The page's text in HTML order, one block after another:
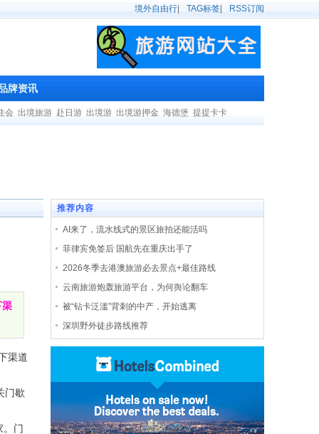
境外自由行 TAG标签 RSS订阅
牌资讯
会 出境旅游 赴日游 出境游 出境游押金 海德堡 提提卡卡
渠
渠道
门歇
。门
推荐内容
AI来了，流水线式的景区旅拍还能活吗
菲律宾免签后 国航先在重庆出手了
2026冬季去港澳旅游必去景点+最佳路线
云南旅游炮轰旅游平台，为何舆论翻车
被“钻卡泛滥”背刺的中产，开始逃离
深圳野外徒步路线推荐